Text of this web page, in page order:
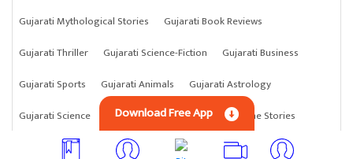
Gujarati Mythological Stories
Gujarati Book Reviews
Gujarati Thriller
Gujarati Science-Fiction
Gujarati Business
Gujarati Sports
Gujarati Animals
Gujarati Astrology
Gujarati Science
Gujarati Anything Gujarati Crime Stories
Download Free App